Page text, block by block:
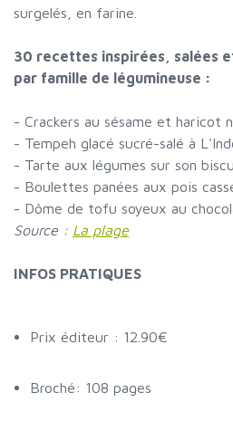
surgelés, en farine.
30 recettes inspirées, salées
par famille de légumineuse :
- Crackers au sésame et haricot
- Tempeh glacé sucré-salé à
- Tarte aux légumes sur son
- Boulettes panées aux pois
- Dôme de tofu soyeux au
Source : La plage
INFOS PRATIQUES
Prix éditeur : 12.90€
Broché: 108 pages